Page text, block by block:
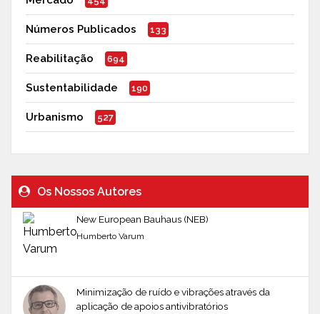
Números Publicados 133
Reabilitação 694
Sustentabilidade 190
Urbanismo 527
Os Nossos Autores
New European Bauhaus (NEB)
Humberto Varum
Minimização de ruído e vibrações através da
aplicação de apoios antivibratórios